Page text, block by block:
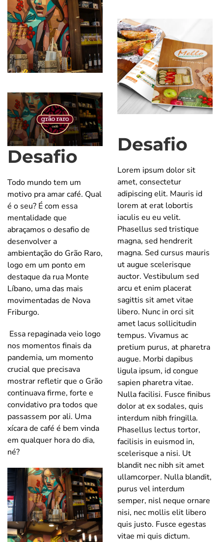
Desafio
Todo mundo tem um
motivo pra amar café. Qual
é o seu? É com essa
mentalidade que
abraçamos o desafio de
desenvolver a
ambientação do Grão Raro,
logo em um ponto em
destaque da rua Monte
Líbano, uma das mais
movimentadas de Nova
Friburgo.
Essa repaginada veio logo
nos momentos finais da
pandemia, um momento
crucial que precisava
mostrar refletir que o Grão
continuava firme, forte e
convidativo pra todos que
passassem por ali. Uma
xícara de café é bem vinda
em qualquer hora do dia,
né?
Desafio
Lorem ipsum dolor sit
amet, consectetur
adipiscing elit. Mauris id
lorem at erat lobortis
iaculis eu eu velit.
Phasellus sed tristique
magna, sed hendrerit
magna. Sed cursus mauris
ut augue scelerisque
auctor. Vestibulum sed
arcu et enim placerat
sagittis sit amet vitae
libero. Nunc in orci sit
amet lacus sollicitudin
tempus. Vivamus ac
pretium purus, at pharetra
augue. Morbi dapibus
ligula ipsum, id congue
sapien pharetra vitae.
Nulla facilisi. Fusce finibus
dolor at ex sodales, quis
interdum nibh fringilla.
Phasellus lectus tortor,
facilisis in euismod in,
scelerisque a nisi. Ut
blandit nec nibh sit amet
ullamcorper. Nulla blandit,
purus vel interdum
semper, nisl neque ornare
nisi, nec mollis elit libero
quis justo. Fusce egestas
vitae mi quis dictum.